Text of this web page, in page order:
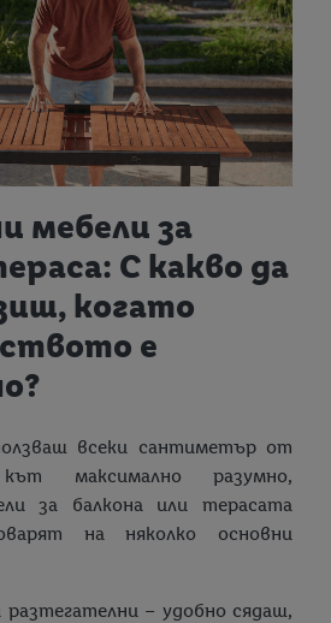
мебели за
С какво да
когато
е
всеки сантиметър от
максимално разумно,
за балкона или терасата
на няколко основни
разтегателни – удобно сядаш,